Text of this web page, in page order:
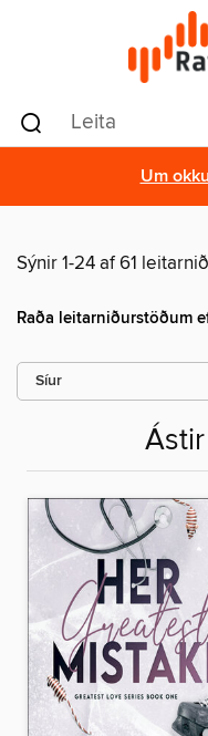
Um
Sýnir 1-24 af 61
Raða leitarniðurstöðum
Síur